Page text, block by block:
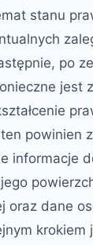
stanu
po
jest
powinien
informacje
oraz dane
krokiem